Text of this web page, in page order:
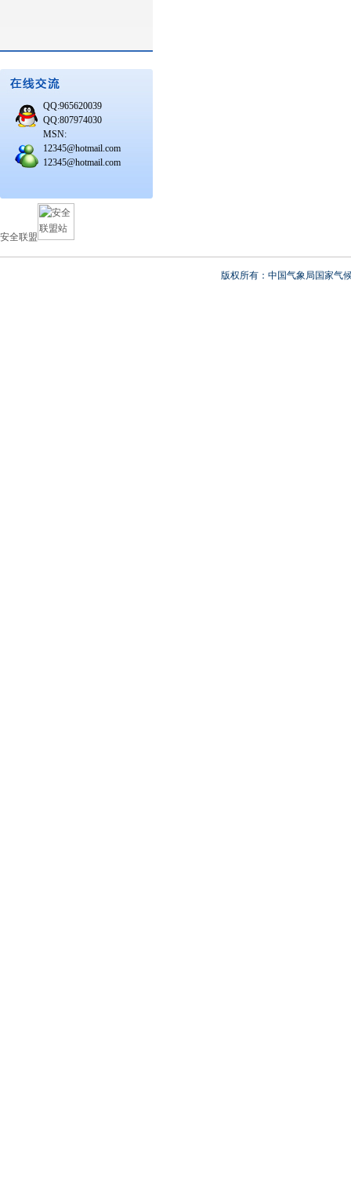
QQ:965620039
QQ:807974030
MSN:
12345@hotmail.com
12345@hotmail.com
安全联盟
版权所有：中国气象局国家气